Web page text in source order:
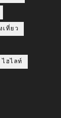
เที่ยว
ไฮไลท์